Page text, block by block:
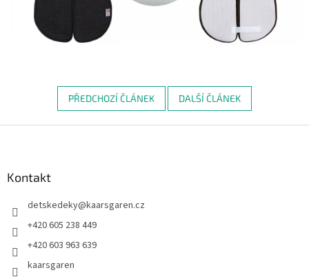
PŘEDCHOZÍ ČLÁNEK DALŠÍ ČLÁNEK
Kontakt
detskedeky@kaarsgaren.cz
+420 605 238 449
+420 603 963 639
kaarsgaren